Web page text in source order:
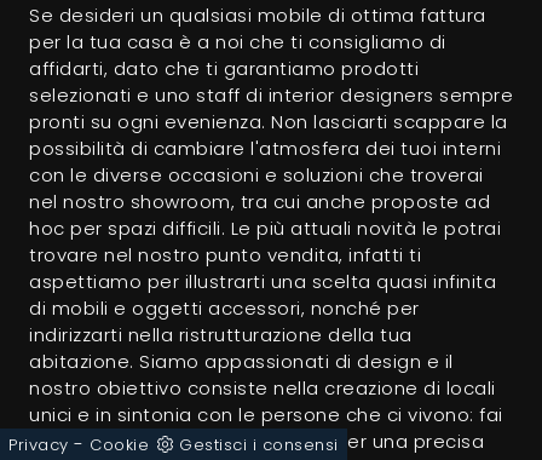
Se desideri un qualsiasi mobile di ottima fattura
per la tua casa è a noi che ti consigliamo di
affidarti, dato che ti garantiamo prodotti
selezionati e uno staff di interior designers sempre
pronti su ogni evenienza. Non lasciarti scappare la
possibilità di cambiare l'atmosfera dei tuoi interni
con le diverse occasioni e soluzioni che troverai
nel nostro showroom, tra cui anche proposte ad
hoc per spazi difficili. Le più attuali novità le potrai
trovare nel nostro punto vendita, infatti ti
aspettiamo per illustrarti una scelta quasi infinita
di mobili e oggetti accessori, nonché per
indirizzarti nella ristrutturazione della tua
abitazione. Siamo appassionati di design e il
nostro obiettivo consiste nella creazione di locali
unici e in sintonia con le persone che ci vivono: fai
riferimento al nostro showroom per una precisa
Privacy - Cookie Gestisci i consensi